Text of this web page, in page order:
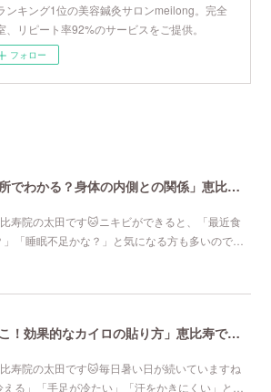
ンキング1位の美容鍼灸サロンmeilong。完全
、リピート率92%のサービスをご提供。
フォロー
「ニキビができる場所でわかる？身体の内側との関係」恵比寿で口コミNo 1美容鍼灸ならmeilong
寿院の太田です🐱ニキビができると、「最近食
「睡眠不足かな？」と気になる方も多いので…
「代謝アップならここ！効果的なカイロの貼り方」恵比寿で口コミNo 1美容鍼灸ならmeilong
寿院の太田です🐱毎日暑い日が続いていますね
る」「手足が冷たい」「汗をかきにくい」と…